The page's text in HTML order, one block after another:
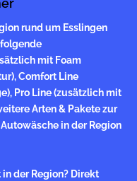
rund um Esslingen
mit Foam
Comfort Line
Pro Line (zusätzlich mit
Arten & Pakete zur
in der Region
der Region? Direkt